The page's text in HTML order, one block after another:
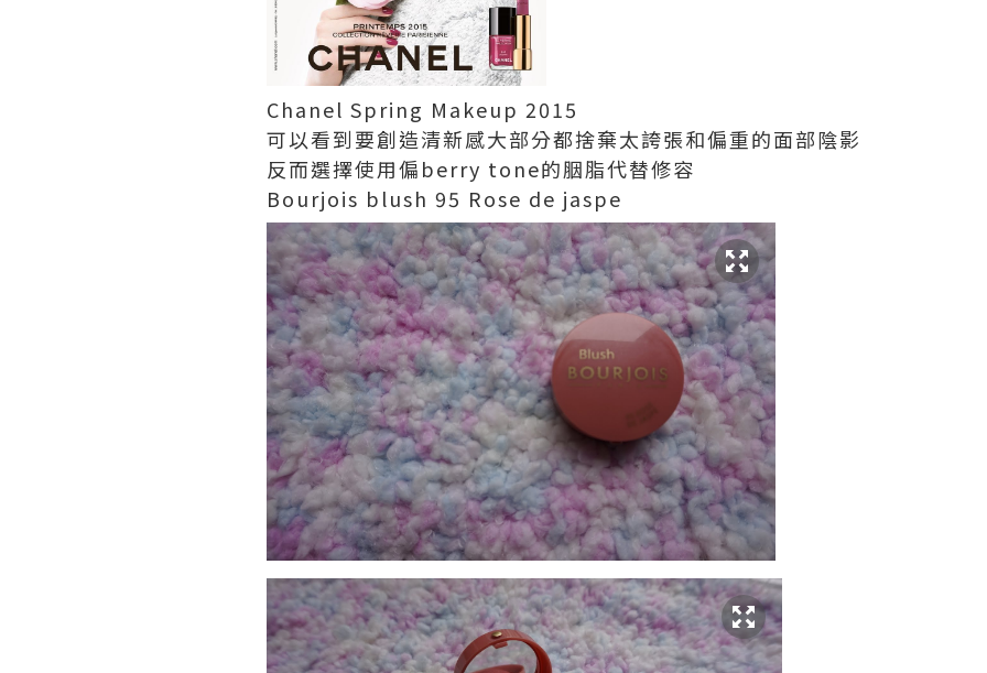
Chanel Spring Makeup 2015
可以看到要創造清新感大部分都捨棄太誇張和偏重的面部陰影
反而選擇使用偏berry tone的胭脂代替修容
Bourjois blush 95 Rose de jaspe